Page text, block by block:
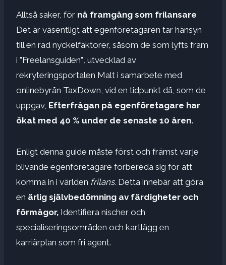
Alltså saker, för nå framgång som frilansare
Det är väsentligt att egenföretagaren tar hänsyn
till en rad nyckelfaktorer, såsom de som lyfts fram
i ”Freelansguiden”, utvecklad av
rekryteringsportalen Malt i samarbete med
onlinebyrån TaxDown, vid en tidpunkt då, som de
uppgav, Efterfrågan på egenföretagare har
ökat med 40 % under de senaste 10 åren.
Enligt denna guide måste först och främst varje
blivande egenföretagare förbereda sig för att
komma in i världen frilans. Detta innebär att göra
en ärlig självbedömning av färdigheter och
förmågor, Identifiera nischer och
specialiseringsområden och kartlägg en
karriärplan som fri agent.